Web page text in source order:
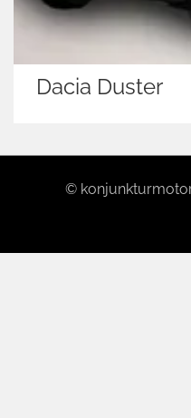
Dacia Duster
©